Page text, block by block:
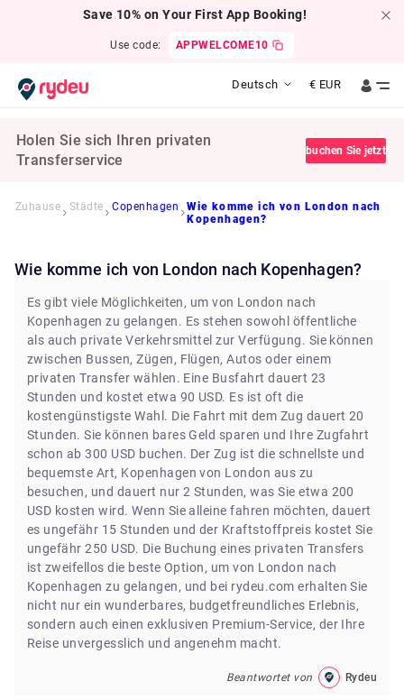
Save 10% on Your First App Booking!
Use code: APPWELCOME10
Deutsch € EUR
Holen Sie sich Ihren privaten
Transferservice
buchen Sie jetzt
Zuhause Städte Copenhagen
Wie komme ich von London nach
Kopenhagen?
Wie komme ich von London nach Kopenhagen?
Es gibt viele Möglichkeiten, um von London nach
Kopenhagen zu gelangen. Es stehen sowohl öffentliche
als auch private Verkehrsmittel zur Verfügung. Sie können
zwischen Bussen, Zügen, Flügen, Autos oder einem
privaten Transfer wählen. Eine Busfahrt dauert 23
Stunden und kostet etwa 90 USD. Es ist oft die
kostengünstigste Wahl. Die Fahrt mit dem Zug dauert 20
Stunden. Sie können bares Geld sparen und Ihre Zugfahrt
schon ab 300 USD buchen. Der Zug ist die schnellste und
bequemste Art, Kopenhagen von London aus zu
besuchen, und dauert nur 2 Stunden, was Sie etwa 200
USD kosten wird. Wenn Sie alleine fahren möchten, dauert
es ungefähr 15 Stunden und der Kraftstoffpreis kostet Sie
ungefähr 250 USD. Die Buchung eines privaten Transfers
ist zweifellos die beste Option, um von London nach
Kopenhagen zu gelangen, und bei rydeu.com erhalten Sie
nicht nur ein wunderbares, budgetfreundliches Erlebnis,
sondern auch einen exklusiven Premium-Service, der Ihre
Reise unvergesslich und angenehm macht.
Beantwortet von Rydeu